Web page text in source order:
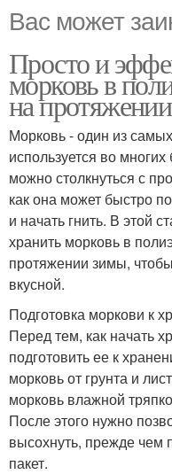
Вас может
Просто и
морковь в
на
Морковь - один из
используется во
можно столкнуться с
как она может быстро
и начать гнить. В этой
хранить морковь в
протяжении зимы,
вкусной.
Подготовка моркови к
Перед тем, как начать
подготовить ее к
морковь от грунта и
морковь влажной
После этого нужно
высохнуть, прежде чем
пакет.